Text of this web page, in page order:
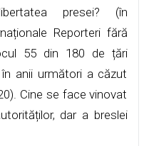
presei? (în
Reporteri fără
55 din 180 de țări
anii următori a căzut
Cine se face vinovat
dar a breslei